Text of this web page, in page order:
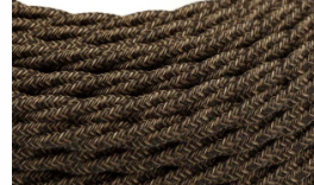
menu
menu
menu